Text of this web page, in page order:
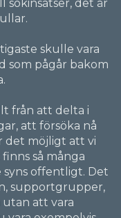
sökinsatser, det är
skulle vara
som pågår bakom
från att delta i
att försöka nå
det möjligt att vi
så många
syns offentligt. Det
supportgrupper,
att vara